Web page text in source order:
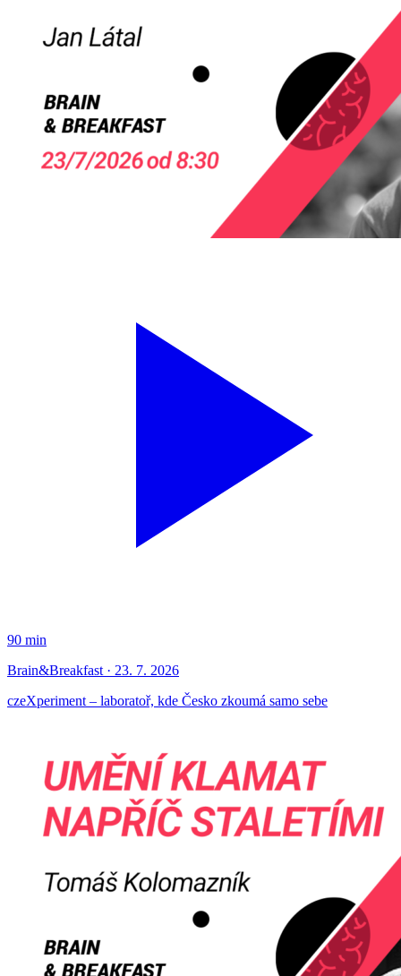
90 min
Brain&Breakfast · 23. 7. 2026
czeXperiment – laboratoř, kde Česko zkoumá samo sebe